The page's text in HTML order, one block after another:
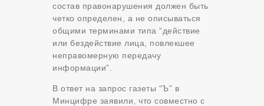
состав правонарушения должен быть
четко определен, а не описываться
общими терминами типа “действие
или бездействие лица, повлекшее
неправомерную передачу
информации”.
В ответ на запрос газеты “Ъ” в
Минцифре заявили, что совместно с